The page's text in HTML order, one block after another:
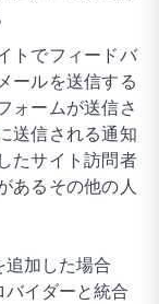
トでフィードバ
ールを送信する
ォームが送信さ
送信される通知
たサイト訪問者
あるその他の人
加した場合
イダーと統合